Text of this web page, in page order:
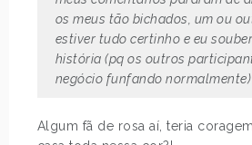
os meus tão bichados, um ou
estiver tudo certinho e eu
história (pq os outros
negócio funfando
Algum fã de rosa aí, teria
PRESENTES
MAR